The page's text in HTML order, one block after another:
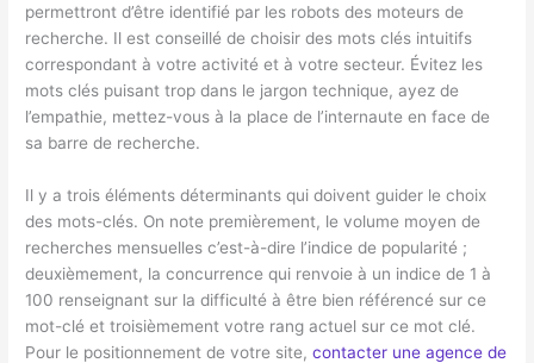
permettront d’être identifié par les robots des moteurs de
recherche. Il est conseillé de choisir des mots clés intuitifs
correspondant à votre activité et à votre secteur. Évitez les
mots clés puisant trop dans le jargon technique, ayez de
l’empathie, mettez-vous à la place de l’internaute en face de
sa barre de recherche.
Il y a trois éléments déterminants qui doivent guider le choix
des mots-clés. On note premièrement, le volume moyen de
recherches mensuelles c’est-à-dire l’indice de popularité ;
deuxièmement, la concurrence qui renvoie à un indice de 1 à
100 renseignant sur la difficulté à être bien référencé sur ce
mot-clé et troisièmement votre rang actuel sur ce mot clé.
Pour le positionnement de votre site,contacter une agence de